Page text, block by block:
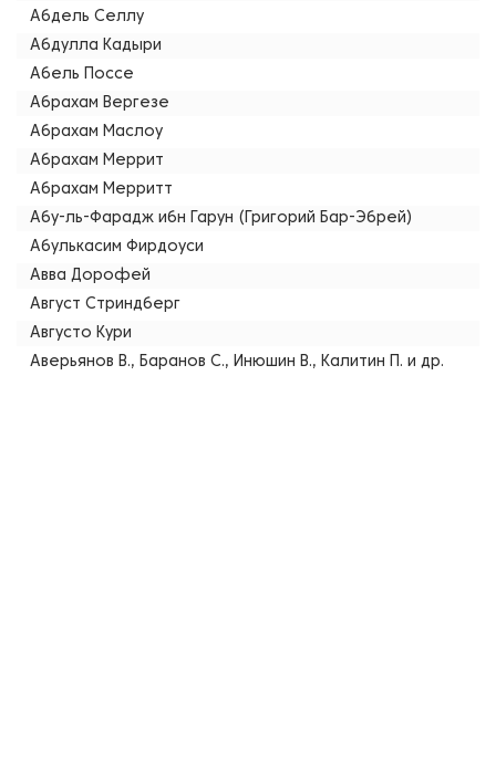
Абдель Селлу
Абдулла Кадыри
Абель Поссе
Абрахам Вергезе
Абрахам Маслоу
Абрахам Меррит
Абрахам Мерритт
Абу-ль-Фарадж ибн Гарун (Григорий Бар-Эбрей)
Абулькасим Фирдоуси
Авва Дорофей
Август Стриндберг
Августо Кури
Аверьянов В., Баранов С., Инюшин В., Калитин П. и др.